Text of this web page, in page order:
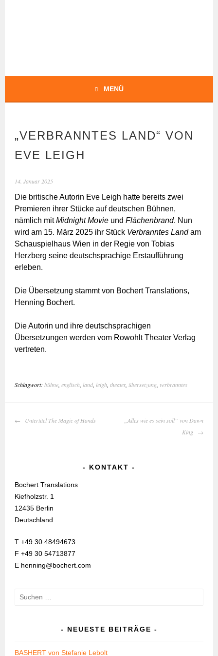
MENÜ
„VERBRANNTES LAND“ VON
EVE LEIGH
14. Januar 2025
Die britische Autorin Eve Leigh hatte bereits zwei
Premieren ihrer Stücke auf deutschen Bühnen,
nämlich mitMidnight Movie undFlächenbrand. Nun
wird am 15. März 2025 ihr Stück Verbranntes Landam
Schauspielhaus Wien in der Regie von Tobias
Herzberg seine deutschsprachige Erstaufführung
erleben.
Die Übersetzung stammt von Bochert Translations,
Henning Bochert.
Die Autorin und ihre deutschsprachigen
Übersetzungen werden vom Rowohlt Theater Verlag
vertreten.
Schlagwort:bühne ,englisch ,land ,leigh ,theater,übersetzung verbranntes
BEITRAGS-
Untertitel The Magic of Hands
„Alles wie es sein soll“ von Dawn
King
KONTAKT
Bochert Translations
Kiefholzstr. 1
12435 Berlin
Deutschland
T +49 30 48494673
F +49 30 54713877
E henning@bochert.com
Suchen
NEUESTE BEITRÄGE
BASHERT von Stefanie Lebolt